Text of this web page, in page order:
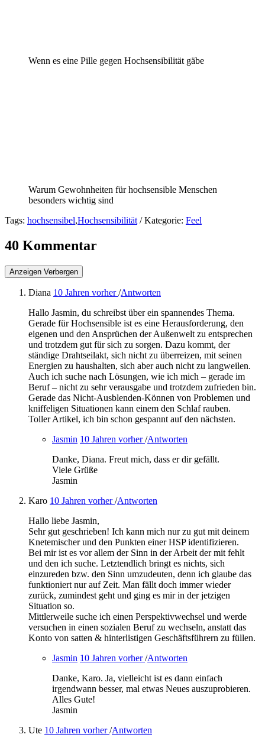
Wenn es eine Pille gegen Hochsensibilität gäbe
Warum Gewohnheiten für hochsensible Menschen
besonders wichtig sind
Tags: hochsensibel,Hochsensibilität / Kategorie: Feel
40 Kommentar
Anzeigen Verbergen
Diana 10 Jahren vorher/Antworten
Hallo Jasmin, du schreibst über ein spannendes Thema.
Gerade für Hochsensible ist es eine Herausforderung, den
eigenen und den Ansprüchen der Außenwelt zu entsprechen
und trotzdem gut für sich zu sorgen. Dazu kommt, der
ständige Drahtseilakt, sich nicht zu überreizen, mit seinen
Energien zu haushalten, sich aber auch nicht zu langweilen.
Auch ich suche nach Lösungen, wie ich mich – gerade im
Beruf – nicht zu sehr verausgabe und trotzdem zufrieden bin.
Gerade das Nicht-Ausblenden-Können von Problemen und
kniffeligen Situationen kann einem den Schlaf rauben.
Toller Artikel, ich bin schon gespannt auf den nächsten.
Jasmin 10 Jahren vorher/Antworten
Danke, Diana. Freut mich, dass er dir gefällt.
Viele Grüße
Jasmin
Karo 10 Jahren vorher/Antworten
Hallo liebe Jasmin,
Sehr gut geschrieben! Ich kann mich nur zu gut mit deinem
Knetemischer und den Punkten einer HSP identifizieren.
Bei mir ist es vor allem der Sinn in der Arbeit der mit fehlt
und den ich suche. Letztendlich bringt es nichts, sich
einzureden bzw. den Sinn umzudeuten, denn ich glaube das
funktioniert nur auf Zeit. Man fällt doch immer wieder
zurück, zumindest geht und ging es mir in der jetzigen
Situation so.
Mittlerweile suche ich einen Perspektivwechsel und werde
versuchen in einen sozialen Beruf zu wechseln, anstatt das
Konto von satten & hinterlistigen Geschäftsführern zu füllen.
Jasmin 10 Jahren vorher/Antworten
Danke, Karo. Ja, vielleicht ist es dann einfach
irgendwann besser, mal etwas Neues auszuprobieren.
Alles Gute!
Jasmin
Ute 10 Jahren vorher/Antworten